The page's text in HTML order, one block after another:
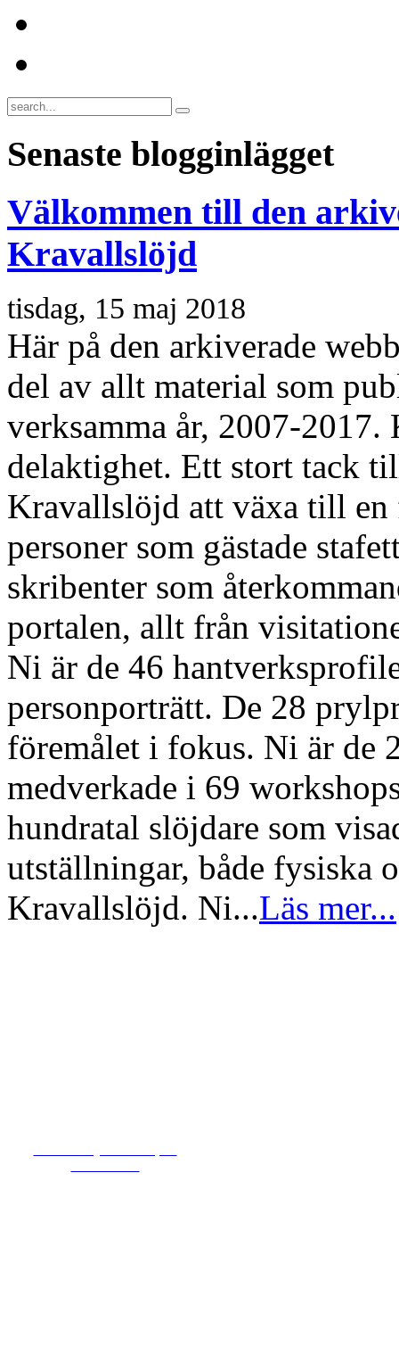
Senaste blogginlägget
Välkommen till den
Kravallslöjd
tisdag, 15 maj 2018
Här på den arkiverade
del av allt material som
verksamma år, 2007-
delaktighet. Ett stort tack
Kravallslöjd att växa till
personer som gästade
skribenter som
portalen, allt från
Ni är de 46
personporträtt. De 28
föremålet i fokus. Ni är de
medverkade i 69
hundratal slöjdare som
utställningar, både fysiska
Kravallslöjd. Ni...Läs mer...